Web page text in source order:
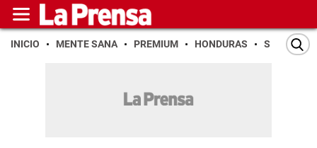
INICIO MENTE SANA PREMIUM HONDURAS SAN PEDRO